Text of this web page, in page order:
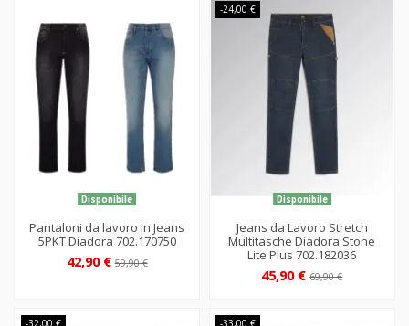
Disponibile
Pantaloni da lavoro in Jeans
5PKT Diadora 702.170750
42,90 €59,90 €
-24,00 €
Disponibile
Jeans da Lavoro Stretch
Multitasche Diadora Stone
Lite Plus 702.182036
45,90 €69,90 €
-32,00 € -33,00 €